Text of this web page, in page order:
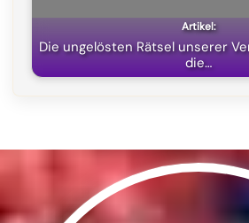
Die ungelösten Rätsel unserer
die…